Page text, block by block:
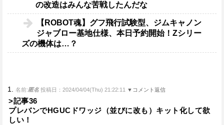
の改造はみんな苦戦したんだな
【ROBOT魂】グフ飛行試験型、ジムキャノン
ジャブロー基地仕様、本日予約開始！Ζシリー
ズの機体は…？
1. 名前:匿名 投稿日：2024/04/04(Thu) 21:22:11 ▼コメント返信
>記事36
プレバンでHGUCドワッジ（並びに改も）キット化して欲
しい！